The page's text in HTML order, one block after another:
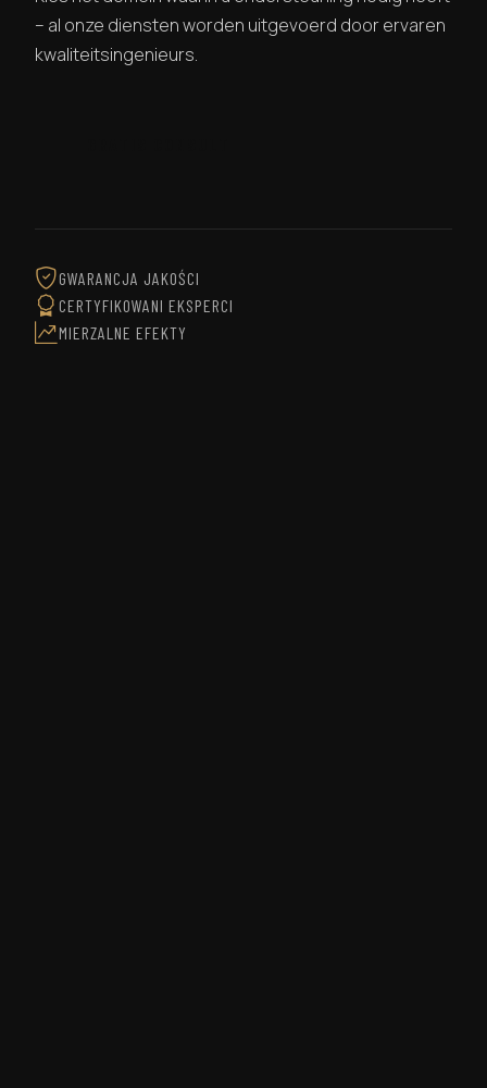
– al onze diensten worden uitgevoerd door ervaren
kwaliteitsingenieurs.
GWARANCJA JAKOŚCI
CERTYFIKOWANI EKSPERCI
MIERZALNE EFEKTY